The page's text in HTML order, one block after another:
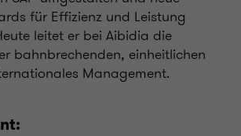
für Effizienz und Leistung
leitet er bei Aibidia die
bahnbrechenden, einheitlichen
Management.